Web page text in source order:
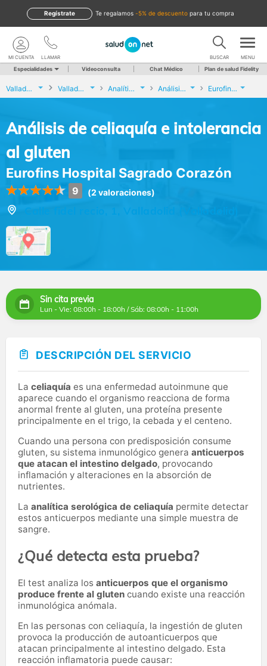
te regalamos -5% de descuento para tu compra
Regístrate
LLAMAR
MI CUENTA BUSCAR MENU
Especialidades Videoconsulta Chat Médico Plan de salud Fidelity
Valladolid Valladolid Analíticas y Genética Análisis de celiaquía e intolerancia al gluten Eurofins Hospital Sagrado Corazón
Análisis de celiaquía e intolerancia
al gluten
Eurofins Hospital Sagrado Corazón
9 (2 valoraciones)
Calle fidel recio, 1, Valladolid (Valladolid)
Sin cita previa
Lun - Vie: 08:00h - 18:00h / Sáb: 08:00h - 11:00h
DESCRIPCIÓN DEL SERVICIO
La celiaquía es una enfermedad autoinmune que
aparece cuando el organismo reacciona de forma
anormal frente al gluten, una proteína presente
principalmente en el trigo, la cebada y el centeno.
Cuando una persona con predisposición consume
gluten, su sistema inmunológico genera anticuerpos
que atacan el intestino delgado, provocando
inflamación y alteraciones en la absorción de
nutrientes.
La analítica serológica de celiaquía permite detectar
estos anticuerpos mediante una simple muestra de
sangre.
¿Qué detecta esta prueba?
El test analiza los anticuerpos que el organismo
produce frente al gluten cuando existe una reacción
inmunológica anómala.
En las personas con celiaquía, la ingestión de gluten
provoca la producción de autoanticuerpos que
atacan principalmente al intestino delgado. Esta
reacción inflamatoria puede causar: